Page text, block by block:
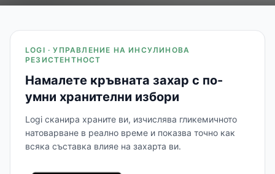
LOGI · УПРАВЛЕНИЕ НА ИНСУЛИНОВА
РЕЗИСТЕНТНОСТ
Намалете кръвната захар с по-
умни хранителни избори
Logi сканира храните ви, изчислява гликемичното
натоварване в реално време и показва точно как
всяка съставка влияе на захарта ви.